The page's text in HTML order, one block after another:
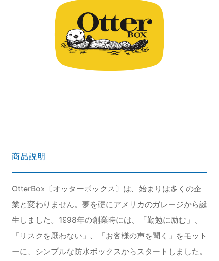
商品説明
OtterBox〔オッターボックス〕は、始まりは多くの企
業と変わりません。夢を礎にアメリカのガレージから誕
生しました。1998年の創業時には、「勤勉に励む」、
「リスクを厭わない」、「お客様の声を聞く」をモット
ーに、シンプルな防水ボックスからスタートしました。